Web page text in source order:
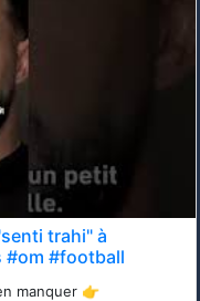
trahi" à
#om #football
manquer 👉